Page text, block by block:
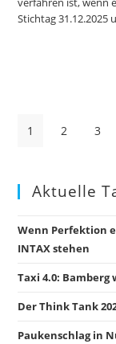
Stichtag 31.12.2025
der1 2 3
Aktuelle
Wenn Perfektion
INTAX stehen
Taxi 4.0:
Der Think Tank
Paukenschlag in